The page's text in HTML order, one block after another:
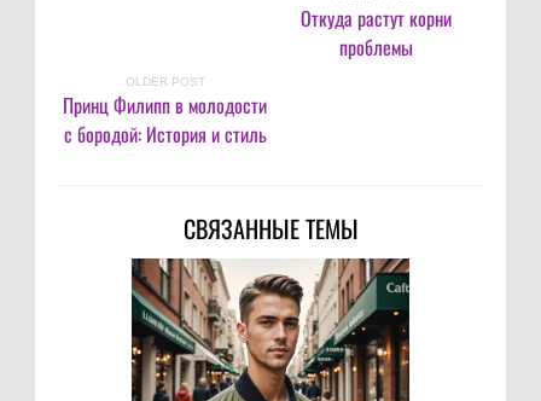
Откуда растут корни
проблемы
OLDER POST
Принц Филипп в молодости
с бородой: История и стиль
СВЯЗАННЫЕ ТЕМЫ